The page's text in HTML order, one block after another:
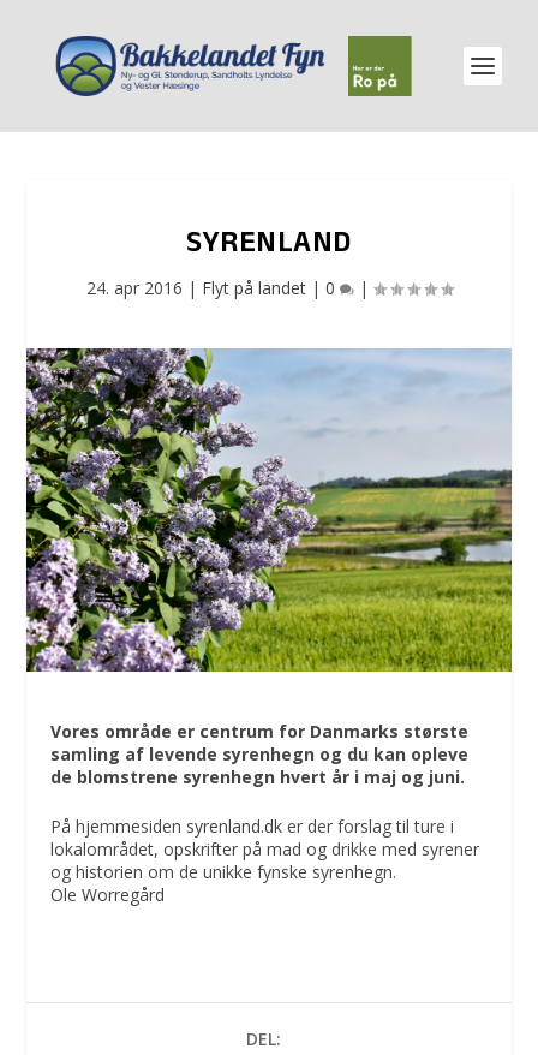
SYRENLAND
24. apr 2016 | Flyt på landet| 0 |
Vores område er centrum for Danmarks største
samling af levende syrenhegn og du kan opleve
de blomstrene syrenhegn hvert år i maj og juni.
På hjemmesiden syrenland.dk er der forslag til ture i
lokalområdet, opskrifter på mad og drikke med syrener
og historien om de unikke fynske syrenhegn.
Ole Worregård
DEL: